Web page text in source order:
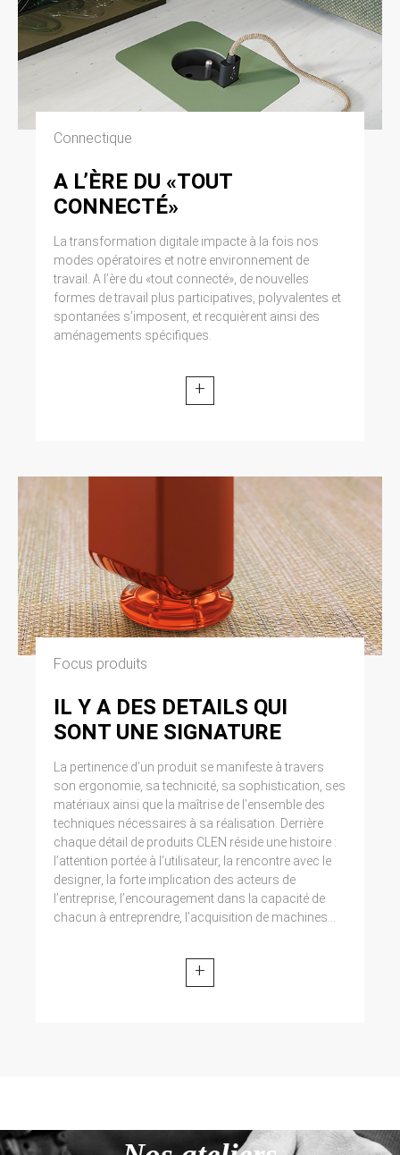
Connectique
A L’ÈRE DU «TOUT
CONNECTÉ»
La transformation digitale impacte à la fois nos
modes opératoires et notre environnement de
travail. A l’ère du «tout connecté», de nouvelles
formes de travail plus participatives, polyvalentes et
spontanées s’imposent, et recquièrent ainsi des
aménagements spécifiques.
+
Focus produits
IL Y A DES DETAILS QUI
SONT UNE SIGNATURE
La pertinence d’un produit se manifeste à travers
son ergonomie, sa technicité, sa sophistication, ses
matériaux ainsi que la maîtrise de l’ensemble des
techniques nécessaires à sa réalisation. Derrière
chaque détail de produits CLEN réside une histoire :
l’attention portée à l’utilisateur, la rencontre avec le
designer, la forte implication des acteurs de
l’entreprise, l’encouragement dans la capacité de
chacun à entreprendre, l’acquisition de machines...
+